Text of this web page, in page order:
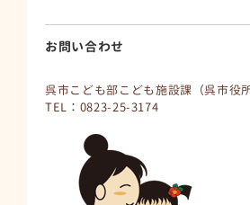
お問い合わせ
呉市こども部こども施設課（呉市役所
TEL：0823-25-3174